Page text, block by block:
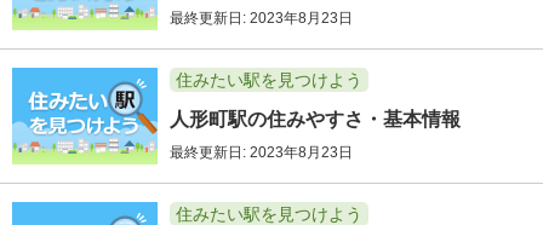
最終更新日: 2023年8月23日
住みたい駅を見つけよう
人形町駅の住みやすさ・基本情報
最終更新日: 2023年8月23日
住みたい駅を見つけよう